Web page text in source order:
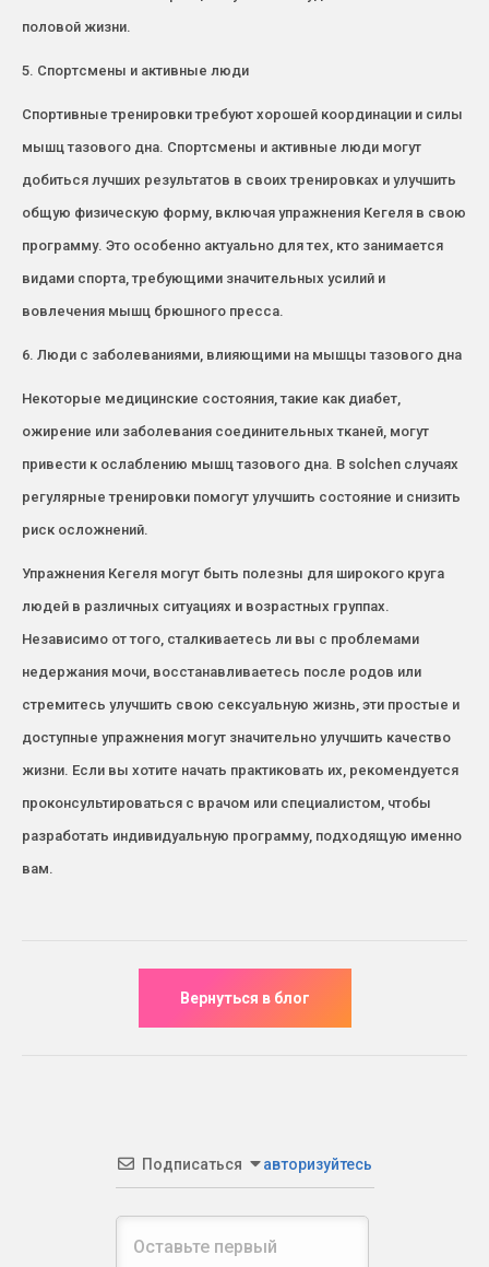
половой жизни.
5. Спортсмены и активные люди
Спортивные тренировки требуют хорошей координации и силы
мышц тазового дна. Спортсмены и активные люди могут
добиться лучших результатов в своих тренировках и улучшить
общую физическую форму, включая упражнения Кегеля в свою
программу. Это особенно актуально для тех, кто занимается
видами спорта, требующими значительных усилий и
вовлечения мышц брюшного пресса.
6. Люди с заболеваниями, влияющими на мышцы тазового дна
Некоторые медицинские состояния, такие как диабет,
ожирение или заболевания соединительных тканей, могут
привести к ослаблению мышц тазового дна. В solchen случаях
регулярные тренировки помогут улучшить состояние и снизить
риск осложнений.
Упражнения Кегеля могут быть полезны для широкого круга
людей в различных ситуациях и возрастных группах.
Независимо от того, сталкиваетесь ли вы с проблемами
недержания мочи, восстанавливаетесь после родов или
стремитесь улучшить свою сексуальную жизнь, эти простые и
доступные упражнения могут значительно улучшить качество
жизни. Если вы хотите начать практиковать их, рекомендуется
проконсультироваться с врачом или специалистом, чтобы
разработать индивидуальную программу, подходящую именно
вам.
Подписаться авторизуйтесь